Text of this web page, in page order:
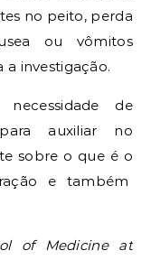
no peito, perda
ou vômitos
a investigação.
de
auxiliar no
sobre o que é o
e também
of Medicine at